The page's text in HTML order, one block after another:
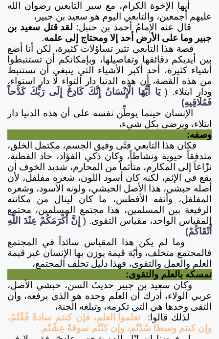
أيها الإخوة الكرام، مع سير التابعين رضوان الله
عليهم أجمعين، والتابعي اليوم هو سعيد بن جبير،
قال عنه الإمامُ أحمد بن حنبل: لقد قتل سعيد بن
جبير وما على الأرض أحد إلا ومحتاج إلى علمه.
قصة هذا التابعي تثير تساؤلات كثيرة، لكن أنا أضع
بين أيديكم دقائقها وتفاصيلها، وبإمكانكم أن تستنبطوا
أشياء كثيرة، أحد أكبر الأشياء التي ينبغي أن تستنبط
من هذه القصة، أن هذه الدنيا دار التواء لا دار استواء،
ودار ابتلاء. ( يَا أَيُّهَا الْإِنْسَانُ إِنَّكَ كَادِحٌ إِلَى رَبِّكَ كَدْحاً
فَمُلَاقِيهِ)
الإنسان حينما يوطِّن نفسه على أن هذه الدنيا دار
ابتلاء، ويرضى بكل شيء،
وصفه:
فكان هذا التابعي فتًى وفيق الجسم، مكتمل الخلق،
متدفقاً حيوية ونشاطاً، وكان ذكي الفؤاد، حاد الفطنة،
نزّاعاً إلى المكارم، متأثماً من المحارم، شديد الخوف أن
يقع في الإثم، لكنه كان أسود اللون، شعره مفلفل، لأن
أصله حبشي، هذا الأصل الحبشي، ولونه الأسود، وشعره
المفلفل، وأنفه الأفطس، ما كان لينال من مكانته
الرفيعة بين المسلمين، هذا مجتمع المسلمين، مجتمع
المقياس الواحد، مقياس التقوى. ( إِنَّ أَكْرَمَكُمْ عِنْدَ اللَّهِ
أَتْقَاكُمْ)
وما لم يكن هذا المقياس سائداً في المجتمع
فالمجتمع متخلف، وأيّة قيمة يوزن بها الإنسان غير قيمة
العلم والعمل والتقوى، فهذا دليل تخلف المجتمع،
تمسكه بالعلم والتقوى:
وكان سعيد بن جبير حديثَ السن، حبشي الأصل،
عربي الولاء، أدرك أن العلم وحده هو الذي يرفعه، وأن
التقى وحدها هي التي تكرمه، وتبلغه الجنة،
لذلك قالوا:
تعلموا العلم، فإن كنتم سادةً فُقْتُمْ،
وإن كنتم وسطاً سُدْتُم، وإن كنْتُم سوقةً عِشْتُم.